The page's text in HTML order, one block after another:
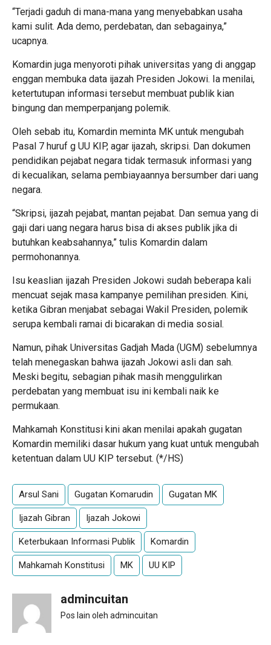
“Terjadi gaduh di mana-mana yang menyebabkan usaha
kami sulit. Ada demo, perdebatan, dan sebagainya,”
ucapnya.
Komardin juga menyoroti pihak universitas yang di anggap
enggan membuka data ijazah Presiden Jokowi. Ia menilai,
ketertutupan informasi tersebut membuat publik kian
bingung dan memperpanjang polemik.
Oleh sebab itu, Komardin meminta MK untuk mengubah
Pasal 7 huruf g UU KIP, agar ijazah, skripsi. Dan dokumen
pendidikan pejabat negara tidak termasuk informasi yang
di kecualikan, selama pembiayaannya bersumber dari uang
negara.
“Skripsi, ijazah pejabat, mantan pejabat. Dan semua yang di
gaji dari uang negara harus bisa di akses publik jika di
butuhkan keabsahannya,” tulis Komardin dalam
permohonannya.
Isu keaslian ijazah Presiden Jokowi sudah beberapa kali
mencuat sejak masa kampanye pemilihan presiden. Kini,
ketika Gibran menjabat sebagai Wakil Presiden, polemik
serupa kembali ramai di bicarakan di media sosial.
Namun, pihak Universitas Gadjah Mada (UGM) sebelumnya
telah menegaskan bahwa ijazah Jokowi asli dan sah.
Meski begitu, sebagian pihak masih menggulirkan
perdebatan yang membuat isu ini kembali naik ke
permukaan.
Mahkamah Konstitusi kini akan menilai apakah gugatan
Komardin memiliki dasar hukum yang kuat untuk mengubah
ketentuan dalam UU KIP tersebut. (*/HS)
Arsul Sani Gugatan Komarudin Gugatan MK
Ijazah Gibran Ijazah Jokowi
Keterbukaan Informasi Publik Komardin
Mahkamah Konstitusi MK UU KIP
admincuitan
Pos lain oleh admincuitan